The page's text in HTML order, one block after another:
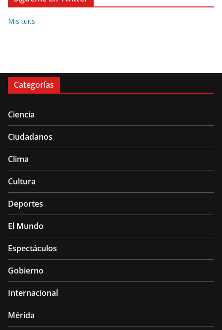
Mis tuits
Categorías
Ciencia
Ciudadanos
Clima
Cultura
Deportes
El Mundo
Espectáculos
Gobierno
Internacional
Mérida